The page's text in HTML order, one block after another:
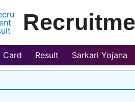
Card Result Sarkari Yojana